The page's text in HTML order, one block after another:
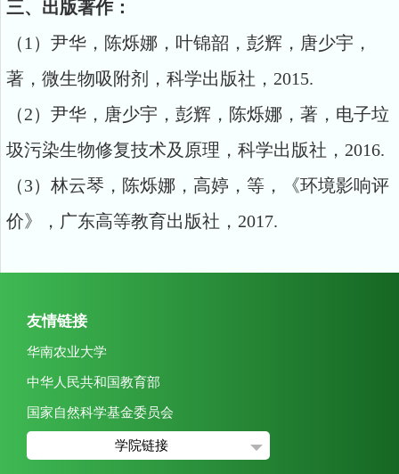
三、出版著作：
（1）尹华，陈烁娜，叶锦韶，彭辉，唐少宇，
著，微生物吸附剂，科学出版社，2015.
（2）尹华，唐少宇，彭辉，陈烁娜，著，电子垃
圾污染生物修复技术及原理，科学出版社，2016.
（3）林云琴，陈烁娜，高婷，等，《环境影响评
价》，广东高等教育出版社，2017.
友情链接
华南农业大学
中华人民共和国教育部
国家自然科学基金委员会
学院链接